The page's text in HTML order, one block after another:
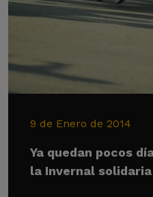
9 de Enero de 2014
Ya quedan pocos
la Invernal